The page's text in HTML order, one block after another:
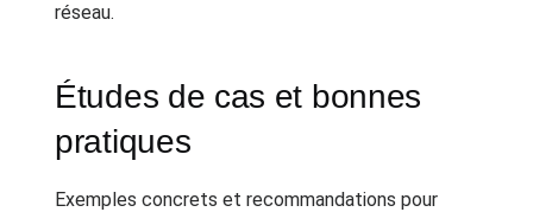
réseau.
Études de cas et bonnes
pratiques
Exemples concrets et recommandations pour